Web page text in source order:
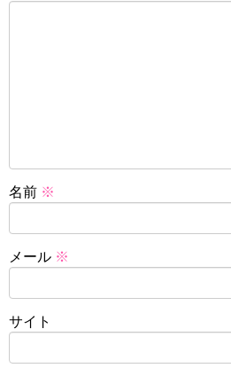
名前 ※
メール ※
サイト